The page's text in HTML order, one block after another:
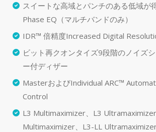
スイートな高域とパンチのある低域が
Phase EQ（マルチバンドのみ）
IDR™ 倍精度Increased Digital
ビット再クオンタイズ9段階のノイズ
ー付ディザー
MasterおよびIndividual ARC™
Control
L3 Multimaximizer、L3
Multimaximizer、L3-LL